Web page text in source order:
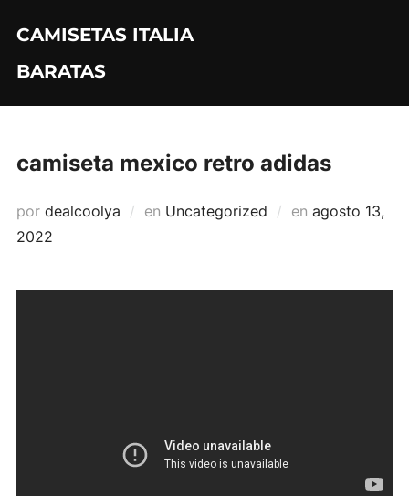
contenido
CAMISETAS ITALIA
BARATAS
camiseta mexico retro adidas
por dealcoolya en Uncategorized en Publicado
agosto 13,
2022